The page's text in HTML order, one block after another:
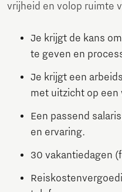
vrijheid en volop ruimte
Je krijgt de kans
te geven en
Je krijgt een
met uitzicht op
Een passend
en ervaring.
30 vakantiedagen